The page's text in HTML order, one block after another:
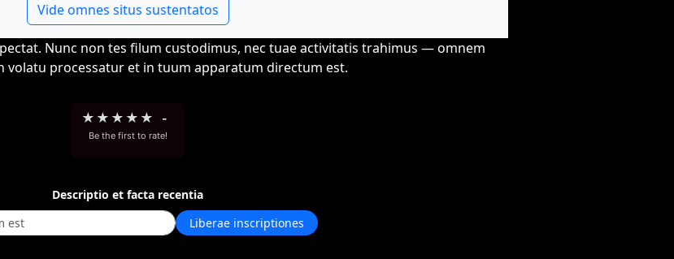
Vide omnes situs sustentatos
Nunc non tes filum custodimus, nec tuae activitatis trahimus — omnem
volatu processatur et in tuum apparatum directum est.
★ ★ ★ ★ ★ -
Be the first to rate!
Descriptio et facta recentia
Liberae inscriptiones